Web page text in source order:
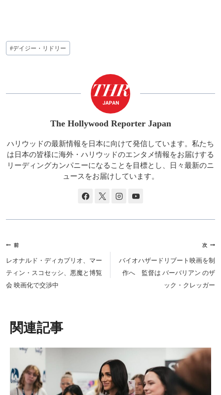
投
稿
#デイジー・リドリー
The Hollywood Reporter Japan
ハリウッドの最新情報を日本に向けて発信しています。私たち
は日本の皆様に海外・ハリウッドのエンタメ情報をお届けする
リーディングカンパニーになることを目標とし、日々最新のニ
ュースをお届けしています。
投
稿
ナ
ビ
シ
ョ
ン
前
レオナルド・ディカプリオ、マー
ティン・スコセッシ、悪魔と博覧
会 映画化で交渉中
次
バイオハザードリブート映画を制
作へ 監督は バーバリアン のザ
ック・クレッガー
類似投稿